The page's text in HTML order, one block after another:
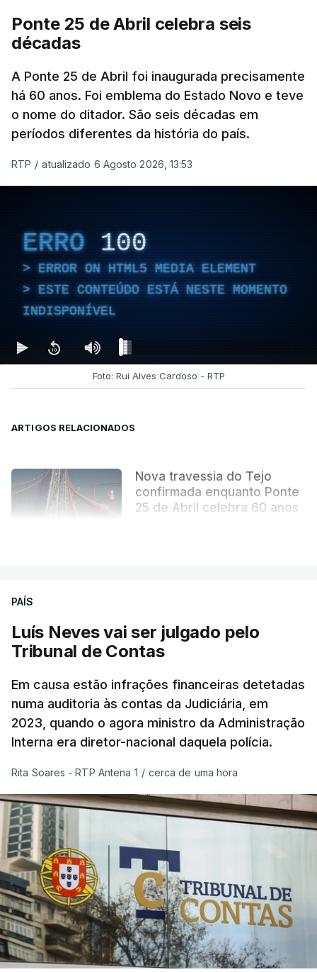
Ponte 25 de Abril celebra seis
décadas
A Ponte 25 de Abril foi inaugurada precisamente
há 60 anos. Foi emblema do Estado Novo e teve
o nome do ditador. São seis décadas em
períodos diferentes da história do país.
RTP / atualizado 6 Agosto 2026, 13:53
ERRO 100
ERROR ON HTML5 MEDIA ELEMENT
ESTE CONTEÚDO ESTÁ NESTE MOMENTO
INDISPONÍVEL
Foto: Rui Alves Cardoso - RTP
ARTIGOS RELACIONADOS
Nova travessia do Tejo
confirmada enquanto Ponte
25 de Abril celebra 60 anos
PAÍS
Luís Neves vai ser julgado pelo
Tribunal de Contas
Em causa estão infrações financeiras detetadas
numa auditoria às contas da Judiciária, em
2023, quando o agora ministro da Administração
Interna era diretor-nacional daquela polícia.
Rita Soares - RTP Antena 1 / cerca de uma hora